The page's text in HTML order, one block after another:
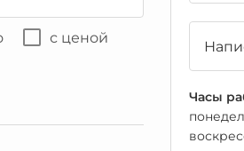
с ценой
Часы